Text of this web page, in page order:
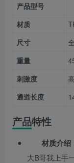
产品型号
材质
尺寸
重量
刺激度
高
通道长度
产品特性
材质介绍
大B哥我上手